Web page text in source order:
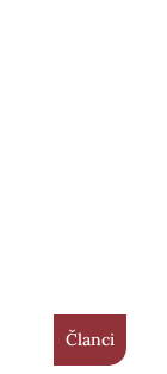
Članci